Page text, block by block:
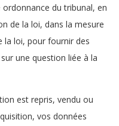
du tribunal, en
de la loi, dans la mesure
la loi, pour fournir des
une question liée à la
est repris, vendu ou
vos données